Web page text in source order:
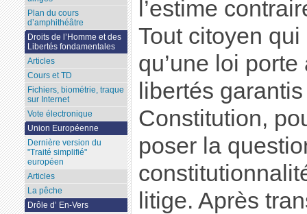
l’estime
Tout citoyen
qu’une loi
libertés
Constitution,
poser la
litige. Après
Plan du cours
d’amphithéâtre
Droits de l’Homme et des
Libertés fondamentales
Articles
Cours et TD
Fichiers, biométrie, traque
sur Internet
Vote électronique
Union Européenne
Dernière version du
"Traité simplifié"
européen
Articles
La pêche
Drôle d’ En-Vers